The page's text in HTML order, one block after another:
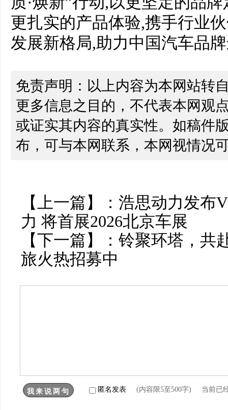
更扎实的产品体验,携手行业
发展新格局,助力中国汽车品
免责声明：以上内容为本网站转
更多信息之目的，不代表本网观
或证实其内容的真实性。如稿件
布，可与本网联系，本网视情况
【上一篇】： 浩思动力发布
力 将首展2026北京车展
【下一篇】： 铃聚环塔，共
旅火热招募中
匿名发表 (内容限5至500字) 当前已